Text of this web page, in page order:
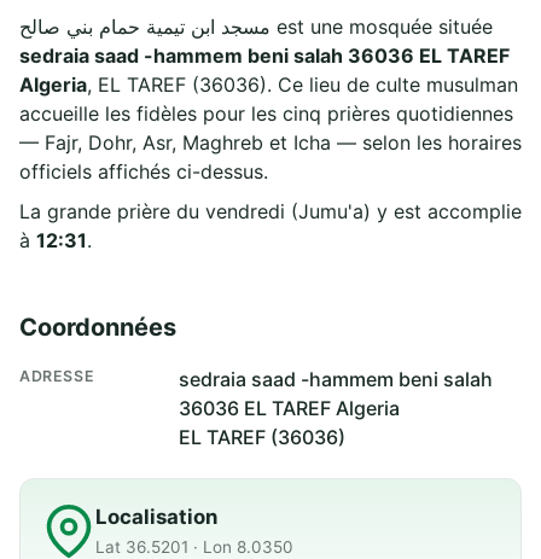
مسجد ابن تيمية حمام بني صالح est une mosquée située
sedraia saad -hammem beni salah 36036 EL TAREF
Algeria, EL TAREF (36036). Ce lieu de culte musulman
accueille les fidèles pour les cinq prières quotidiennes
— Fajr, Dohr, Asr, Maghreb et Icha — selon les horaires
officiels affichés ci-dessus.
La grande prière du vendredi (Jumu'a) y est accomplie
à 12:31.
Coordonnées
ADRESSE
sedraia saad -hammem beni salah
36036 EL TAREF Algeria
EL TAREF (36036)
Localisation
Lat 36.5201 · Lon 8.0350